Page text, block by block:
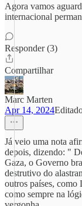
Agora vamos
internacional
Responder (3)
Compartilhar
Marc Marten
Apr 14, 2024
Já veio uma nota
depois, dizendo: "
Gaza, o Governo
destrutivo do
outros países,
como sempre na